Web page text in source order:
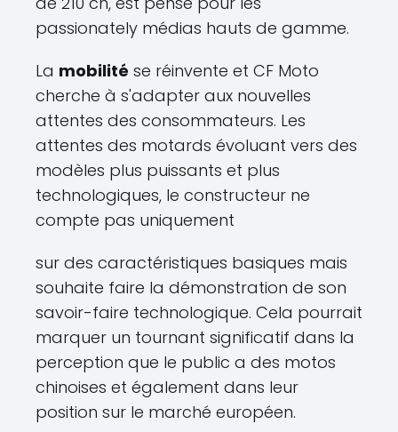
passionately médias hauts de gamme.
La mobilité se réinvente et CF Moto
cherche à s'adapter aux nouvelles
attentes des consommateurs. Les
attentes des motards évoluant vers des
modèles plus puissants et plus
technologiques, le constructeur ne
compte pas uniquement
sur des caractéristiques basiques mais
souhaite faire la démonstration de son
savoir-faire technologique. Cela pourrait
marquer un tournant significatif dans la
perception que le public a des motos
chinoises et également dans leur
position sur le marché européen.